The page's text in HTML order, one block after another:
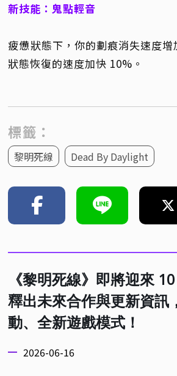
新技能：鬼點輕音
疲憊狀態下，你的劃痕消失速度
狀態恢復的速度加快 10%。
標籤：
黎明死線 Dead By Daylight
《黎明死線》即將迎來
釋出未來合作與更新資訊
動、全新遊戲模式！
2026-06-16